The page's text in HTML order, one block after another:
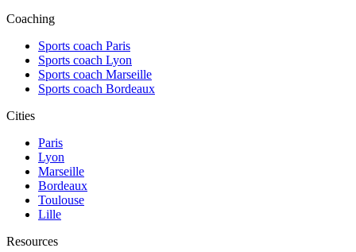
Coaching
Sports coach Paris
Sports coach Lyon
Sports coach Marseille
Sports coach Bordeaux
Cities
Paris
Lyon
Marseille
Bordeaux
Toulouse
Lille
Resources